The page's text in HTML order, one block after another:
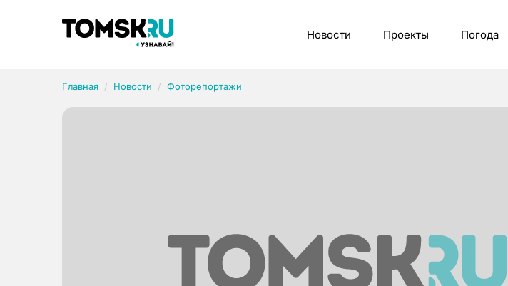
Новости Проекты Погода
Главная Новости Фоторепортажи
Рубрики